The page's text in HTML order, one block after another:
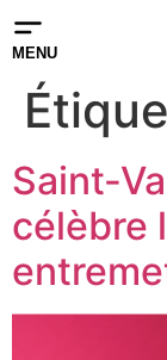
MENU
Saint-
célèbre